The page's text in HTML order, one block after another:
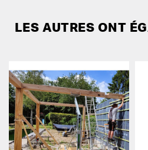
LES AUTRES ONT